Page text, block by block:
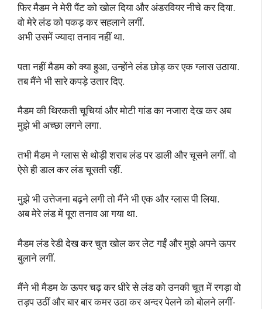
फिर मैडम ने मेरी पैंट को खोल दिया और अंडरवियर नीचे कर दिया.
वो मेरे लंड को पकड़ कर सहलाने लगीं.
अभी उसमें ज्यादा तनाव नहीं था.
पता नहीं मैडम को क्या हुआ, उन्होंने लंड छोड़ कर एक ग्लास उठाया.
तब मैंने भी सारे कपड़े उतार दिए.
मैडम की थिरकती चूचियां और मोटी गांड का नजारा देख कर अब
मुझे भी अच्छा लगने लगा.
तभी मैडम ने ग्लास से थोड़ी शराब लंड पर डाली और चूसने लगीं. वो
ऐसे ही डाल कर लंड चूसती रहीं.
मुझे भी उत्तेजना बढ़ने लगी तो मैंने भी एक और ग्लास पी लिया.
अब मेरे लंड में पूरा तनाव आ गया था.
मैडम लंड रेडी देख कर चुत खोल कर लेट गईं और मुझे अपने ऊपर
बुलाने लगीं.
मैंने भी मैडम के ऊपर चढ़ कर धीरे से लंड को उनकी चूत में रगड़ा वो
तड़प उठीं और बार बार कमर उठा कर अन्दर पेलने को बोलने लगीं-